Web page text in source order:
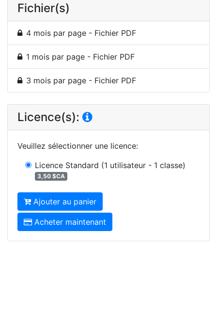
Fichier(s)
4 mois par page - Fichier PDF
1 mois par page - Fichier PDF
3 mois par page - Fichier PDF
Licence(s):
Veuillez sélectionner une licence:
Licence Standard (1 utilisateur - 1 classe)
3,50 $CA
Ajouter au panier
Acheter maintenant